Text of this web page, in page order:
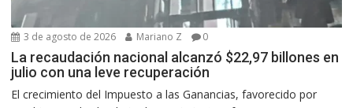
3 de agosto de 2026 Mariano Z 0
La recaudación nacional alcanzó $22,97 billones en
julio con una leve recuperación
El crecimiento del Impuesto a las Ganancias, favorecido por